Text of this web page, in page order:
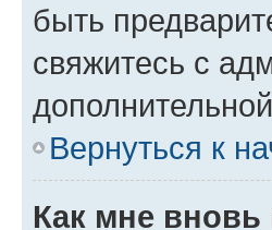
быть
свяжитесь с
Вернуться к
Как мне